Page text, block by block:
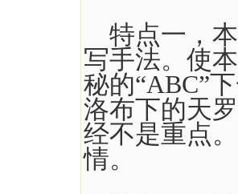
特点一，本
写手法。使
秘的“ABC”
洛布下的天
经不是重点
情。